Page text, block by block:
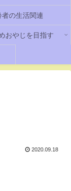
者の生活関連
おやじを目指す
2020.09.18